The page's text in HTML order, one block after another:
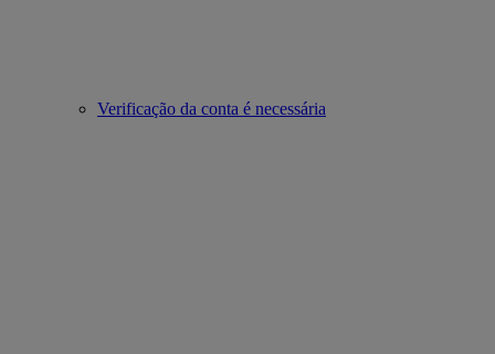
Verificação da conta é necessária